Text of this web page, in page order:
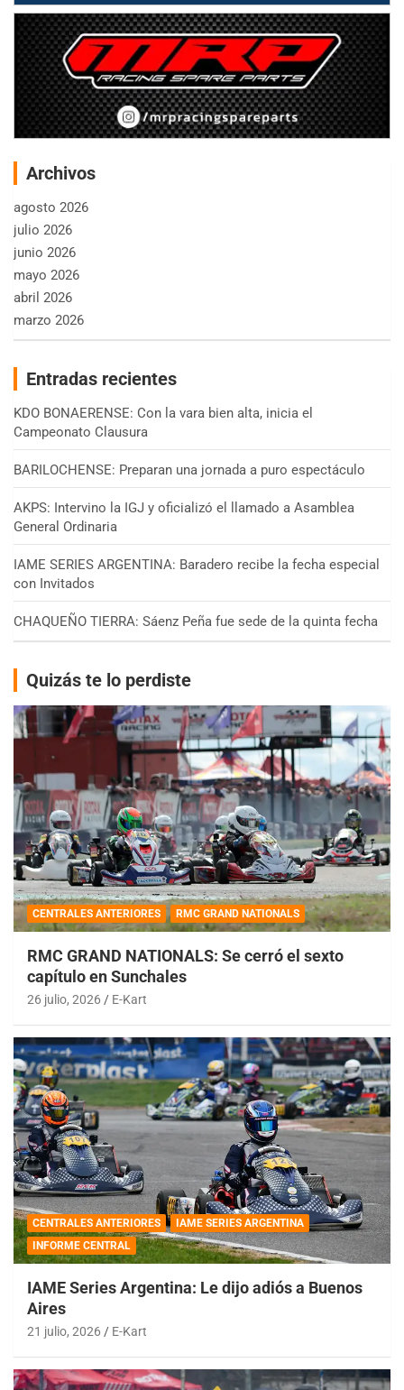
Archivos
agosto 2026
julio 2026
junio 2026
mayo 2026
abril 2026
marzo 2026
Entradas recientes
KDO BONAERENSE: Con la vara bien alta, inicia el
Campeonato Clausura
BARILOCHENSE: Preparan una jornada a puro espectáculo
AKPS: Intervino la IGJ y oficializó el llamado a Asamblea
General Ordinaria
IAME SERIES ARGENTINA: Baradero recibe la fecha especial
con Invitados
CHAQUEÑO TIERRA: Sáenz Peña fue sede de la quinta fecha
Quizás te lo perdiste
CENTRALES ANTERIORES RMC GRAND NATIONALS
RMC GRAND NATIONALS: Se cerró el sexto
capítulo en Sunchales
26 julio, 2026 E-Kart
CENTRALES ANTERIORES
IAME SERIES ARGENTINA
INFORME CENTRAL
IAME Series Argentina: Le dijo adiós a Buenos
Aires
21 julio, 2026 E-Kart